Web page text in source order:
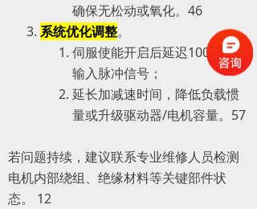
确保无松动或氧化。‌‌4‌‌6
系统优化调整。
伺服使能开启后延迟100 ms再
输入脉冲信号；
延长加减速时间，降低负载惯
量或升级驱动器/电机容量。‌‌5‌‌7
若问题持续，建议联系专业维修人员检测
电机内部绕组、绝缘材料等关键部件状
态。 ‌12